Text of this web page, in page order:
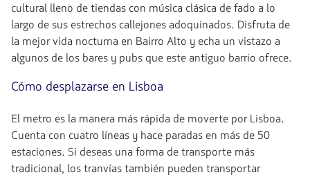
cultural lleno de tiendas con música clásica de fado a lo
largo de sus estrechos callejones adoquinados. Disfruta de
la mejor vida nocturna en Bairro Alto y echa un vistazo a
algunos de los bares y pubs que este antiguo barrio ofrece.
Cómo desplazarse en Lisboa
El metro es la manera más rápida de moverte por Lisboa.
Cuenta con cuatro líneas y hace paradas en más de 50
estaciones. Si deseas una forma de transporte más
tradicional, los tranvías también pueden transportar